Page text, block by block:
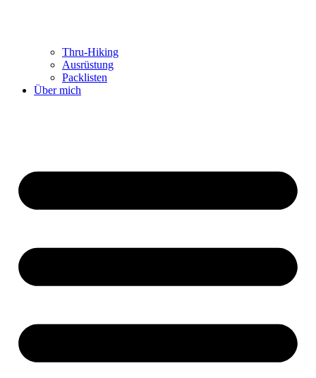
Thru-Hiking
Ausrüstung
Packlisten
Über mich